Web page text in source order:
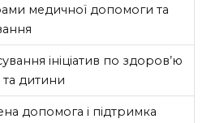
медичної допомоги та
ініціатив по здоров’ю
та дитини
допомога і підтримка